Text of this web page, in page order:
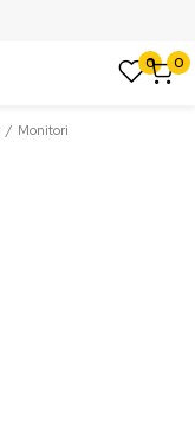
0 0
Monitori